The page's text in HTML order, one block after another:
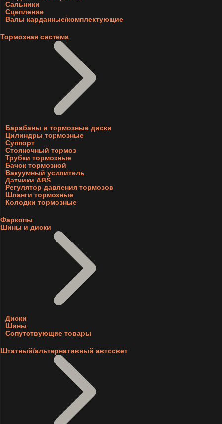
Сальники
Сцепление
Валы карданные/комплектующие
Тормозная система
Барабаны и тормозные диски
Цилиндры тормозные
Суппорт
Стояночный тормоз
Трубки тормозные
Бачок тормозной
Вакуумный усилитель
Датчики ABS
Регулятор давления тормозов
Шланги тормозные
Колодки тормозные
Фаркопы
Шины и диски
Диски
Шины
Сопутствующие товары
Штатный/альтернативный автосвет